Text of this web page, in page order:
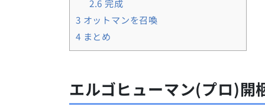
2.6 完成
3 オットマンを召喚
4 まとめ
エルゴヒューマン(プロ)開